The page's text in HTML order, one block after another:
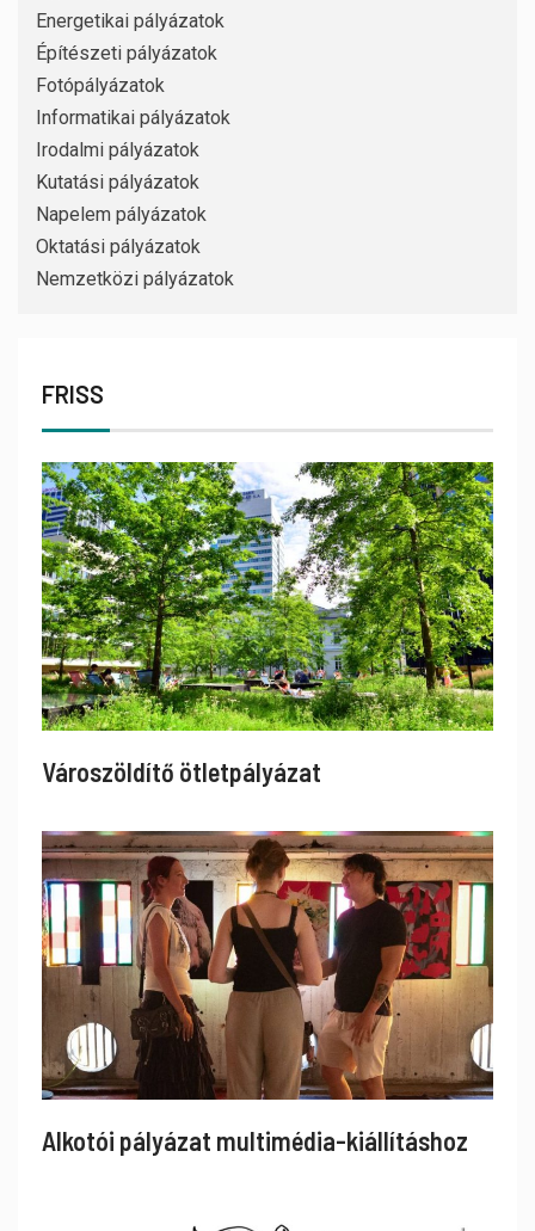
Energetikai pályázatok
Építészeti pályázatok
Fotópályázatok
Informatikai pályázatok
Irodalmi pályázatok
Kutatási pályázatok
Napelem pályázatok
Oktatási pályázatok
Nemzetközi pályázatok
FRISS
Városzöldítő ötletpályázat
Alkotói pályázat multimédia-kiállításhoz